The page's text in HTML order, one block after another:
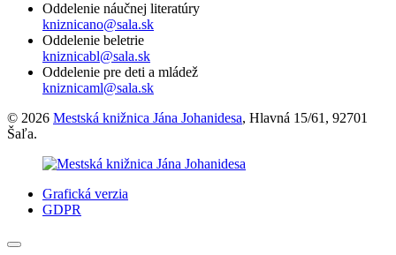
Oddelenie náučnej literatúry
kniznicano@sala.sk
Oddelenie beletrie
kniznicabl@sala.sk
Oddelenie pre deti a mládež
kniznicaml@sala.sk
© 2026 Mestská knižnica Jána Johanidesa, Hlavná 15/61, 92701
Šaľa.
Grafická verzia
GDPR